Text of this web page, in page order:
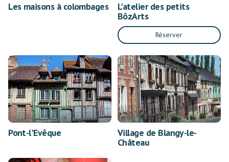
Les maisons à colombages
L'atelier des petits
BôzArts
Réserver
Pont-l'Evêque
Village de Blangy-le-
Château